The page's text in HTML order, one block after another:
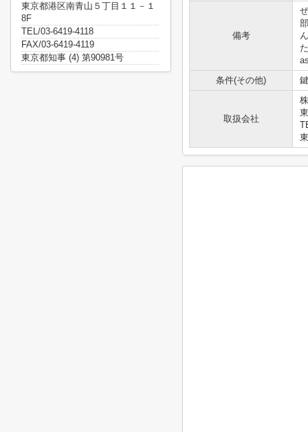
備考
条件(その他)
取扱会社
東京都港区南青山５丁目１１－１
8F
TEL/03-6419-4118
FAX/03-6419-4119
東京都知事 (4) 第90981号